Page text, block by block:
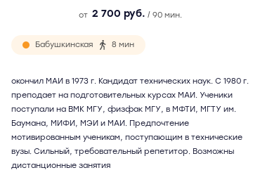
от 2 700 руб. / 90 мин.
Бабушкинская 8 мин
окончил МАИ в 1973 г. Кандидат технических наук. С 1980 г.
преподает на подготовительных курсах МАИ. Ученики
поступали на ВМК МГУ, физфак МГУ, в МФТИ, МГТУ им.
Баумана, МИФИ, МЭИ и МАИ. Предпочтение
мотивированным ученикам, поступающим в технические
вузы. Сильный, требовательный репетитор. Возможны
дистанционные занятия